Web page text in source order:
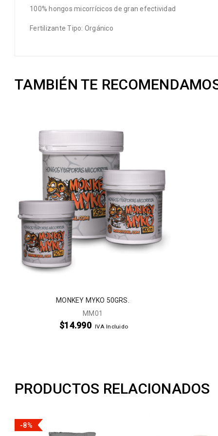
100% hongos micorrícicos de gran efectividad
Fertilizante Tipo: Orgánico
TAMBIÉN TE
MONKEY MYKO 50GRS.
MM01
$14.990 IVA Incluido
PRODUCTOS RELACIONADOS
-8%